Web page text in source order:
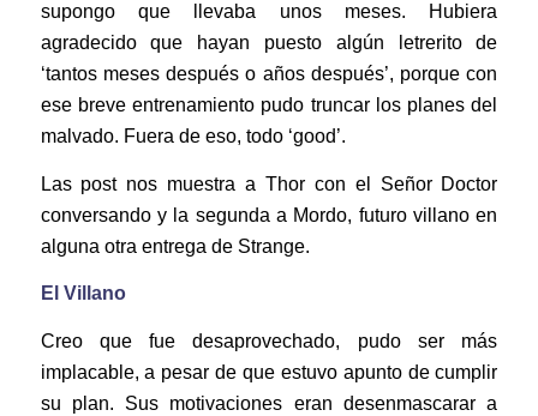
supongo que llevaba unos meses. Hubiera
agradecido que hayan puesto algún letrerito de
‘tantos meses después o años después’, porque con
ese breve entrenamiento pudo truncar los planes del
malvado. Fuera de eso, todo ‘good’.
Las post nos muestra a Thor con el Señor Doctor
conversando y la segunda a Mordo, futuro villano en
alguna otra entrega de Strange.
El Villano
Creo que fue desaprovechado, pudo ser más
implacable, a pesar de que estuvo apunto de cumplir
su plan. Sus motivaciones eran desenmascarar a